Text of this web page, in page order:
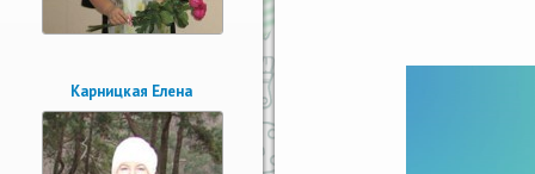
Карницкая Елена